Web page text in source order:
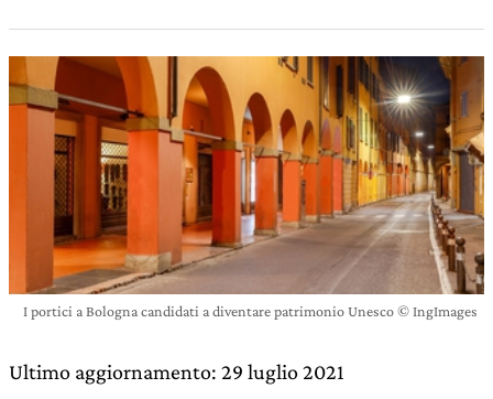
I portici a Bologna candidati a diventare patrimonio Unesco © IngImages
Ultimo aggiornamento: 29 luglio 2021